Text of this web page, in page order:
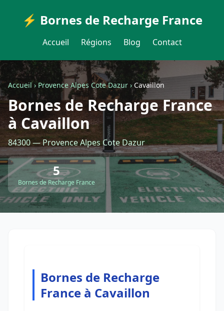
⚡ Bornes de Recharge France
Accueil Régions Blog Contact
Accueil›Provence Alpes Cote Dazur ›Cavaillon
Bornes de Recharge France
à Cavaillon
84300 — Provence Alpes Cote Dazur
5
Bornes de Recharge France
Bornes de Recharge
France à Cavaillon